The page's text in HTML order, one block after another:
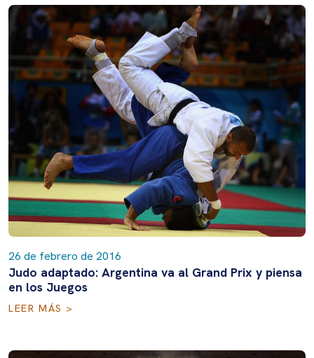
26 de febrero de 2016
Judo adaptado: Argentina va al Grand Prix y piensa
en los Juegos
LEER MÁS >